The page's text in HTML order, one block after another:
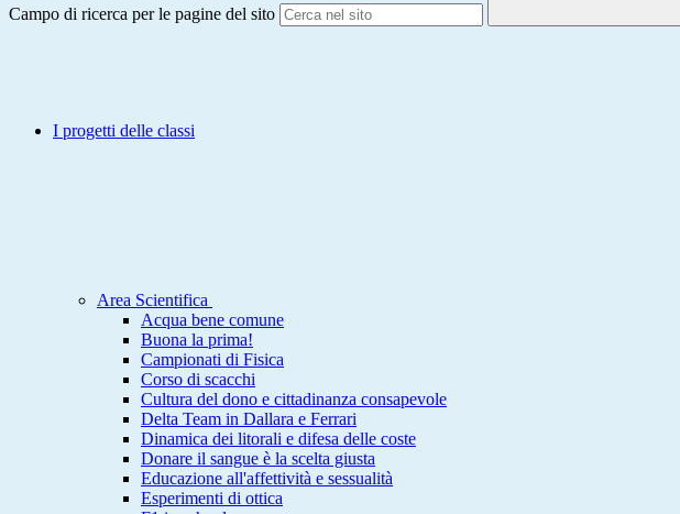
Campo di ricerca per le pagine del sito
I progetti delle classi
Area Scientifica
Acqua bene comune
Buona la prima!
Campionati di Fisica
Corso di scacchi
Cultura del dono e cittadinanza consapevole
Delta Team in Dallara e Ferrari
Dinamica dei litorali e difesa delle coste
Donare il sangue è la scelta giusta
Educazione all'affettività e sessualità
Esperimenti di ottica